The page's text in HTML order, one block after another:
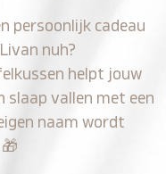
persoonlijk cadeau
nuh?
helpt jouw
slaap vallen met een
naam wordt
🎁